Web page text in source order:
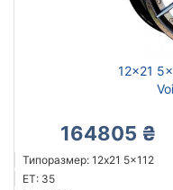
12x21
164805 ₴
Типоразмер: 12x21 5x112
ET: 35